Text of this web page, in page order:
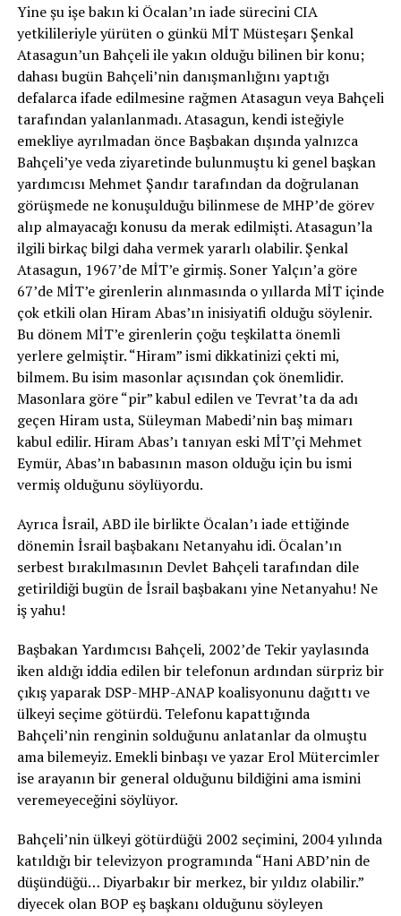
Yine şu işe bakın ki Öcalan’ın iade sürecini CIA
yetkilileriyle yürüten o günkü MİT Müsteşarı Şenkal
Atasagun’un Bahçeli ile yakın olduğu bilinen bir konu;
dahası bugün Bahçeli’nin danışmanlığını yaptığı
defalarca ifade edilmesine rağmen Atasagun veya Bahçeli
tarafından yalanlanmadı. Atasagun, kendi isteğiyle
emekliye ayrılmadan önce Başbakan dışında yalnızca
Bahçeli’ye veda ziyaretinde bulunmuştu ki genel başkan
yardımcısı Mehmet Şandır tarafından da doğrulanan
görüşmede ne konuşulduğu bilinmese de MHP’de görev
alıp almayacağı konusu da merak edilmişti. Atasagun’la
ilgili birkaç bilgi daha vermek yararlı olabilir. Şenkal
Atasagun, 1967’de MİT’e girmiş. Soner Yalçın’a göre
67’de MİT’e girenlerin alınmasında o yıllarda MİT içinde
çok etkili olan Hiram Abas’ın inisiyatifi olduğu söylenir.
Bu dönem MİT’e girenlerin çoğu teşkilatta önemli
yerlere gelmiştir. “Hiram” ismi dikkatinizi çekti mi,
bilmem. Bu isim masonlar açısından çok önemlidir.
Masonlara göre “pir” kabul edilen ve Tevrat’ta da adı
geçen Hiram usta, Süleyman Mabedi’nin baş mimarı
kabul edilir. Hiram Abas’ı tanıyan eski MİT’çi Mehmet
Eymür, Abas’ın babasının mason olduğu için bu ismi
vermiş olduğunu söylüyordu.
Ayrıca İsrail, ABD ile birlikte Öcalan’ı iade ettiğinde
dönemin İsrail başbakanı Netanyahu idi. Öcalan’ın
serbest bırakılmasının Devlet Bahçeli tarafından dile
getirildiği bugün de İsrail başbakanı yine Netanyahu! Ne
iş yahu!
Başbakan Yardımcısı Bahçeli, 2002’de Tekir yaylasında
iken aldığı iddia edilen bir telefonun ardından sürpriz bir
çıkış yaparak DSP-MHP-ANAP koalisyonunu dağıttı ve
ülkeyi seçime götürdü. Telefonu kapattığında
Bahçeli’nin renginin solduğunu anlatanlar da olmuştu
ama bilemeyiz. Emekli binbaşı ve yazar Erol Mütercimler
ise arayanın bir general olduğunu bildiğini ama ismini
veremeyeceğini söylüyor.
Bahçeli’nin ülkeyi götürdüğü 2002 seçimini, 2004 yılında
katıldığı bir televizyon programında “Hani ABD’nin de
düşündüğü… Diyarbakır bir merkez, bir yıldız olabilir.”
diyecek olan BOP eş başkanı olduğunu söyleyen